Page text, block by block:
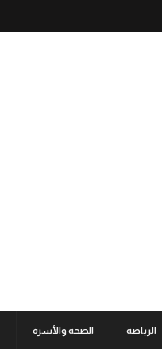
الرياضة الصحة والأسرة